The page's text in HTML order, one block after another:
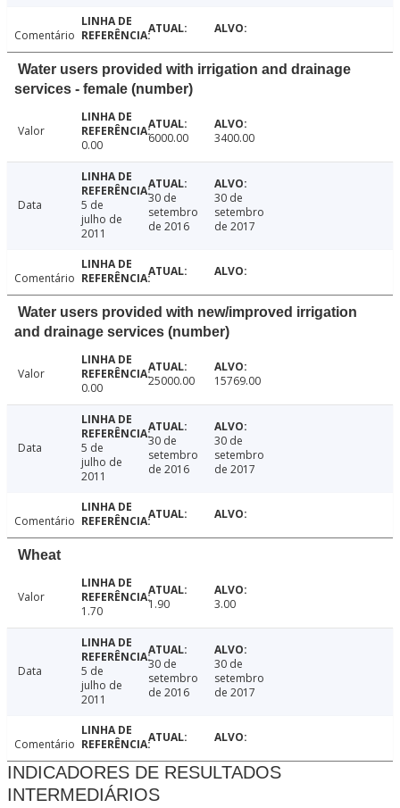
Comentário
Water users provided with irrigation and drainage
services - female (number)
Valor
0.00
6000.00 3400.00
Data
5 de
julho de
2011
30 de
setembro
de 2016
30 de
setembro
de 2017
Comentário
Water users provided with new/improved irrigation
and drainage services (number)
Valor
0.00
25000.00 15769.00
Data
5 de
julho de
2011
30 de
setembro
de 2016
30 de
setembro
de 2017
Comentário
Wheat
Valor
1.70
1.90 3.00
Data
5 de
julho de
2011
30 de
setembro
de 2016
30 de
setembro
de 2017
Comentário
INDICADORES DE RESULTADOS
INTERMEDIÁRIOS